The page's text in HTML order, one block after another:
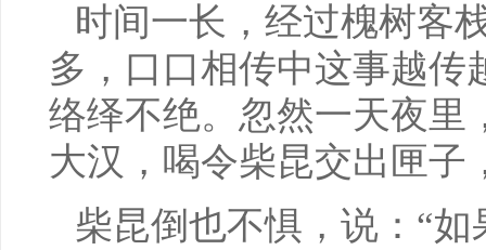
时间一长，经过槐树客
多，口口相传中这事越传
络绎不绝。忽然一天夜里
大汉，喝令柴昆交出匣子
柴昆倒也不惧，说：“